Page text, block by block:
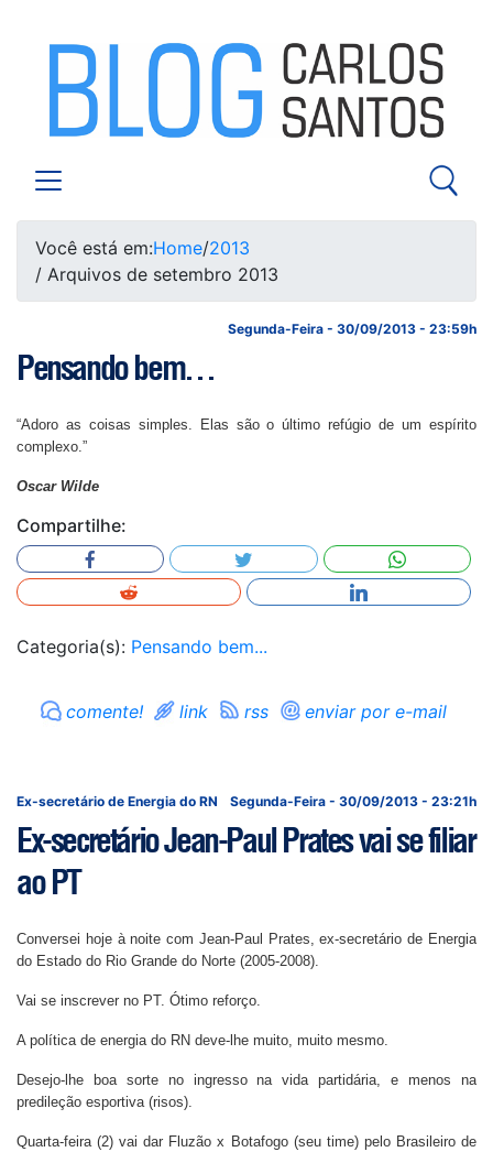
Você está em:Home/2013
/ Arquivos de setembro 2013
Segunda-Feira - 30/09/2013 - 23:59h
Pensando bem…
“Adoro as coisas simples. Elas são o último refúgio de um espírito
complexo.”
Oscar Wilde
Compartilhe:
Categoria(s): Pensando bem...
comente! link rss enviar por e-mail
Segunda-Feira - 30/09/2013 - 23:21h
Ex-secretário de Energia do RN
Ex-secretário Jean-Paul Prates vai se filiar
ao PT
Conversei hoje à noite com Jean-Paul Prates, ex-secretário de Energia
do Estado do Rio Grande do Norte (2005-2008).
Vai se inscrever no PT. Ótimo reforço.
A política de energia do RN deve-lhe muito, muito mesmo.
Desejo-lhe boa sorte no ingresso na vida partidária, e menos na
predileção esportiva (risos).
Quarta-feira (2) vai dar Fluzão x Botafogo (seu time) pelo Brasileiro de